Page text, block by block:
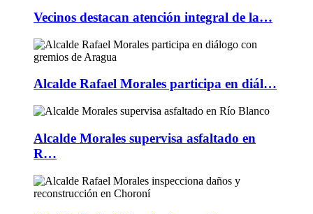
Vecinos destacan atención integral de la…
Alcalde Rafael Morales participa en diál…
Alcalde Morales supervisa asfaltado en
R…